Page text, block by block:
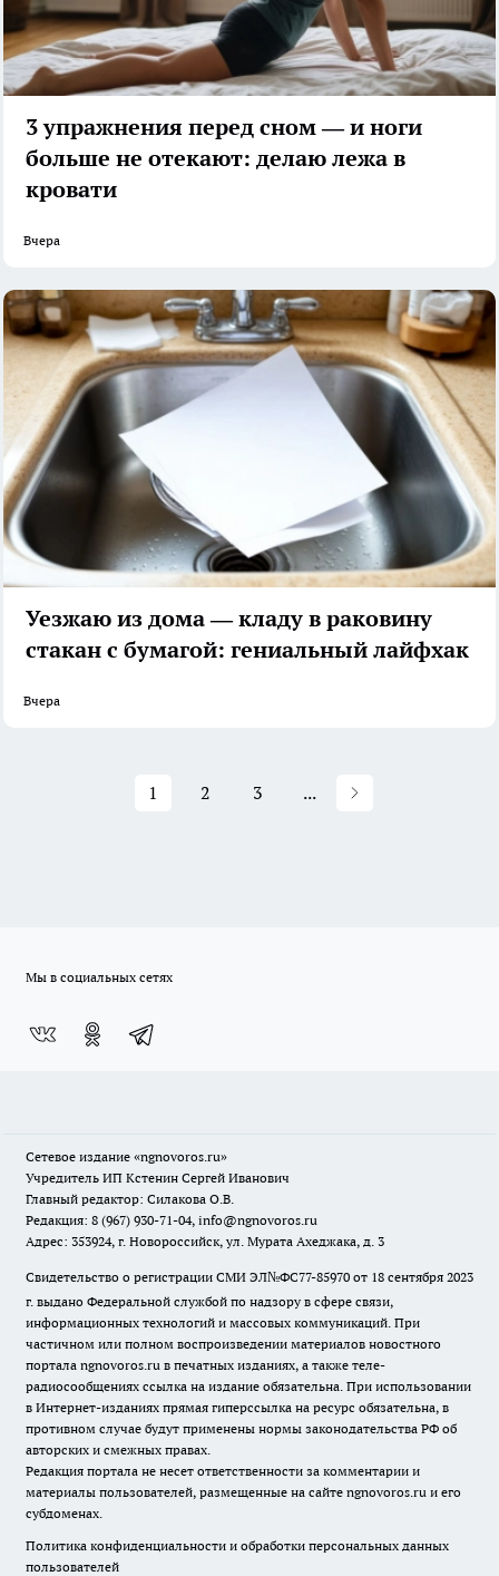
3 упражнения перед сном — и ноги
больше не отекают: делаю лежа в
кровати
Вчера
Уезжаю из дома — кладу в раковину
стакан с бумагой: гениальный лайфхак
Вчера
1 2 3 ...
Мы в социальных сетях
Сетевое издание «ngnovoros.ru»
Учредитель ИП Кстенин Сергей Иванович
Главный редактор: Силакова О.В.
Редакция: 8 (967) 930-71-04, info@ngnovoros.ru
Адрес: 353924, г. Новороссийск, ул. Мурата Ахеджака, д. 3
Свидетельство о регистрации СМИ ЭЛ№ФС77-85970 от 18 сентября 2023
г. выдано Федеральной службой по надзору в сфере связи,
информационных технологий и массовых коммуникаций. При
частичном или полном воспроизведении материалов новостного
портала ngnovoros.ru в печатных изданиях, а также теле-
радиосообщениях ссылка на издание обязательна. При использовании
в Интернет-изданиях прямая гиперссылка на ресурс обязательна, в
противном случае будут применены нормы законодательства РФ об
авторских и смежных правах.
Редакция портала не несет ответственности за комментарии и
материалы пользователей, размещенные на сайте ngnovoros.ru и его
субдоменах.
Политика конфиденциальности и обработки персональных данных
пользователей